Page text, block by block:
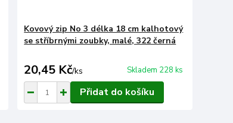
Kovový zip No 3 délka 18 cm kalhotový
se stříbrnými zoubky, malé, 322 černá
20,45 Kč/ks Skladem 228 ks
Přidat do košíku